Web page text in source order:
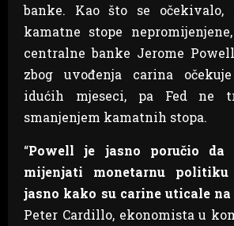
banke. Kao što se očekivalo,
kamatne stope
centralne banke Jerome
zbog uvođenja carina
idućih mjeseci, pa Fed ne
smanjenjem kamatnih stopa.
“Powell je jasno poručio da
mijenjati monetarnu
jasno kako su carine uticale
Peter Cardillo, ekonomista u